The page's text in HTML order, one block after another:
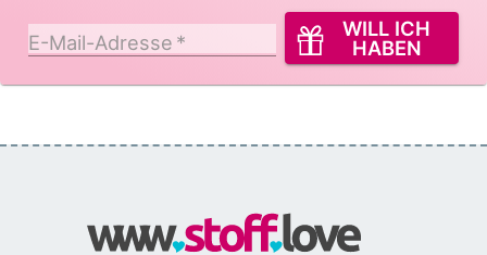
E-Mail-Adresse *
WILL ICH
HABEN